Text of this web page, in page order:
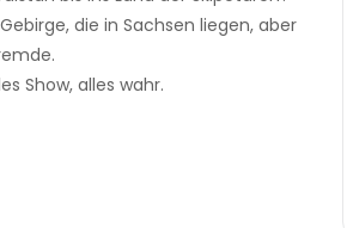
die in Sachsen liegen, aber
Show, alles wahr.